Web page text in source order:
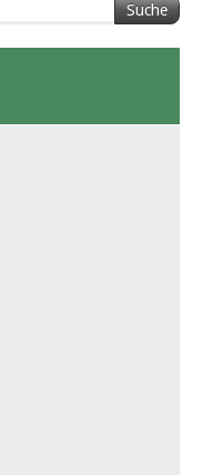
Suche